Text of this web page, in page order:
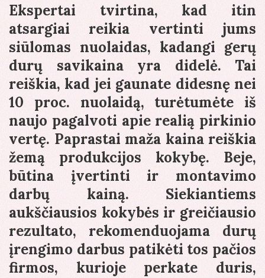
Ekspertai tvirtina, kad itin
atsargiai reikia vertinti jums
siūlomas nuolaidas, kadangi gerų
durų savikaina yra didelė. Tai
reiškia, kad jei gaunate didesnę nei
10 proc. nuolaidą, turėtumėte iš
naujo pagalvoti apie realią pirkinio
vertę. Paprastai maža kaina reiškia
žemą produkcijos kokybę. Beje,
būtina įvertinti ir montavimo
darbų kainą. Siekiantiems
aukščiausios kokybės ir greičiausio
rezultato, rekomenduojama durų
įrengimo darbus patikėti tos pačios
firmos, kurioje perkate duris,